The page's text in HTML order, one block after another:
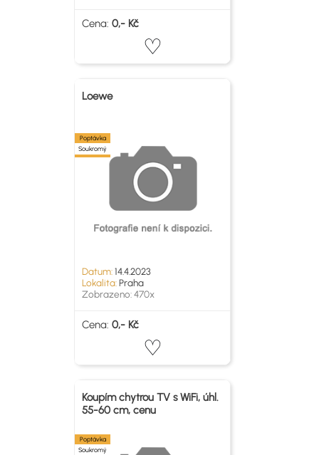
Cena: 0,- Kč
Loewe
Poptávka
Soukromý
Datum:14.4.2023
Lokalita:Praha
Zobrazeno: 470x
Cena: 0,- Kč
Koupím chytrou TV s WiFi, úhl.
55-60 cm, cenu
Poptávka
Soukromý